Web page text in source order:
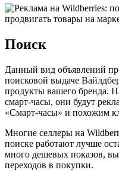
Поиск
Данный вид объявлений
поисковой выдаче
продукты вашего бренда.
смарт-часы, они будут
«Смарт-часы» и похожим
Многие селлеры на
поиске работают лучше
много дешевых показов,
переходов в покупки.